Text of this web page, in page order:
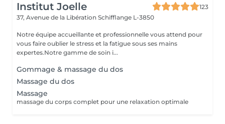
Institut Joelle
123
37, Avenue de la Libération Schifflange L-3850
Notre équipe accueillante et professionnelle vous attend pour
vous faire oublier le stress et la fatigue sous ses mains
expertes.Notre gamme de soin i...
Gommage & massage du dos
Massage du dos
Massage
massage du corps complet pour une relaxation optimale